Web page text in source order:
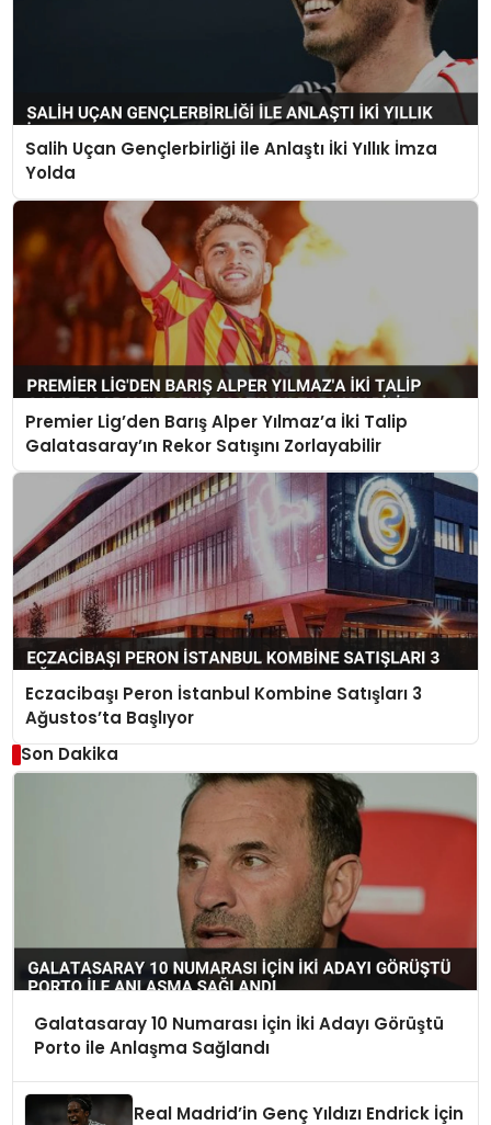
Salih Uçan Gençlerbirliği ile Anlaştı İki Yıllık İmza
Yolda
Premier Lig’den Barış Alper Yılmaz’a İki Talip
Galatasaray’ın Rekor Satışını Zorlayabilir
Eczacibaşı Peron İstanbul Kombine Satışları 3
Ağustos’ta Başlıyor
Son Dakika
Galatasaray 10 Numarası İçin İki Adayı Görüştü
Porto ile Anlaşma Sağlandı
Real Madrid’in Genç Yıldızı Endrick İçin